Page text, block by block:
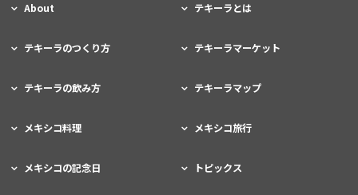
About テキーラとは
テキーラのつくり方 テキーラマーケット
テキーラの飲み方 テキーラマップ
メキシコ料理 メキシコ旅行
メキシコの記念日 トピックス